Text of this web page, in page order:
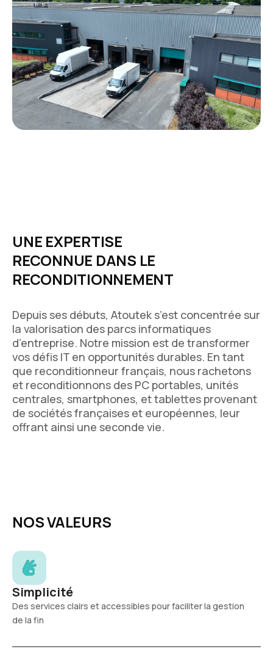
UNE EXPERTISE
RECONNUE DANS LE
RECONDITIONNEMENT
Depuis ses débuts, Atoutek s’est concentrée sur
la valorisation des parcs informatiques
d’entreprise. Notre mission est de transformer
vos défis IT en opportunités durables. En tant
que reconditionneur français, nous rachetons
et reconditionnons des PC portables, unités
centrales, smartphones, et tablettes provenant
de sociétés françaises et européennes, leur
offrant ainsi une seconde vie.
NOS VALEURS
Simplicité
Des services clairs et accessibles pour faciliter la gestion
de la fin